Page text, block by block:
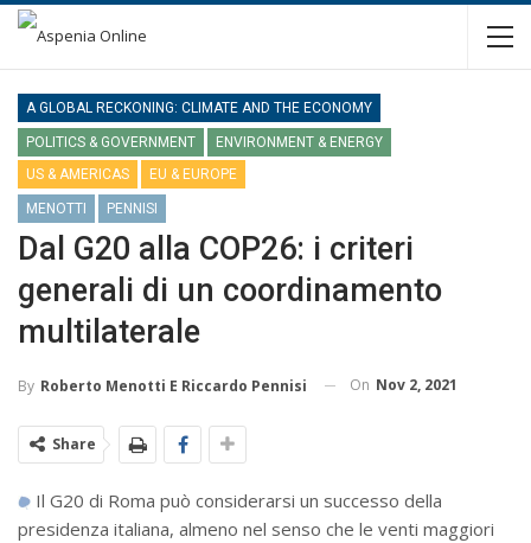
A GLOBAL RECKONING: CLIMATE AND THE ECONOMY
POLITICS & GOVERNMENT
ENVIRONMENT & ENERGY
US & AMERICAS
EU & EUROPE
MENOTTI PENNISI
Dal G20 alla COP26: i criteri
generali di un coordinamento
multilaterale
By Roberto Menotti E Riccardo Pennisi On Nov 2, 2021
Share
Il G20 di Roma può considerarsi un successo della
presidenza italiana, almeno nel senso che le venti maggiori